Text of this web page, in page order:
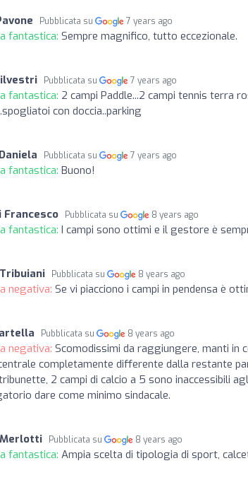
Pubblicata su 7 years ago
fantastica: Sempre magnifico, tutto eccezionale.
Pubblicata su 7 years ago
fantastica: 2 campi Paddle...2 campi tennis terra
con doccia..parking
Pubblicata su 7 years ago
fantastica: Buono!
Francesco Pubblicata su 8 years ago
fantastica: I campi sono ottimi e il gestore è
Pubblicata su 8 years ago
negativa: Se vi piacciono i campi in pendensa è
Pubblicata su 8 years ago
negativa: Scomodissimi da raggiungere, manti in
completamente differente dalla restante
2 campi di calcio a 5 sono inaccessibili
dare come minimo sindacale.
Pubblicata su 8 years ago
fantastica: Ampia scelta di tipologia di sport,